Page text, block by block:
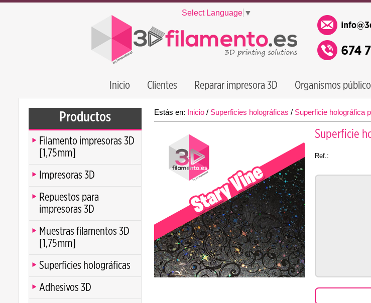
Select Language ▼
Inicio Clientes Reparar impresora 3D Organismos
Productos
Filamento impresoras 3D
[1,75mm]
Impresoras 3D
Repuestos para
impresoras 3D
Muestras filamentos 3D
[1,75mm]
Superficies holográficas
Adhesivos 3D
Estás en: Inicio / Superficies holográficas / Superficie holográfica
Clic para Ampliar
Superficie
Ref.: